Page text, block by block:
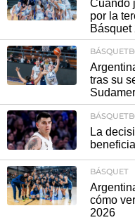
Cuándo
por la
Básquet
tras su
La
BÁSQUET
cómo
2026